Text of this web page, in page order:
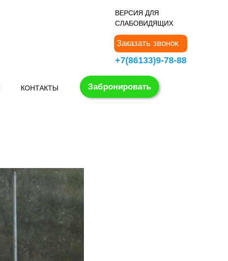
Заказать звонок
+7(86133)9-78-88
ВЕРСИЯ ДЛЯ
СЛАБОВИДЯЩИХ
Забронировать
КОНТАКТЫ